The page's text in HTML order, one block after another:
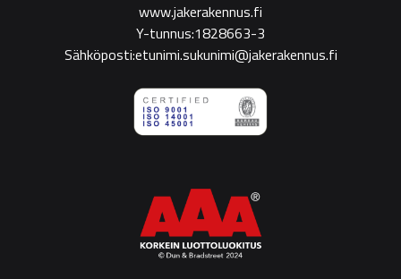
www.jakerakennus.fi
Y-tunnus:1828663-3
Sähköposti:etunimi.sukunimi@jakerakennus.fi